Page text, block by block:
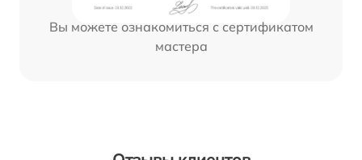
Вы можете ознакомиться с сертификатом
мастера